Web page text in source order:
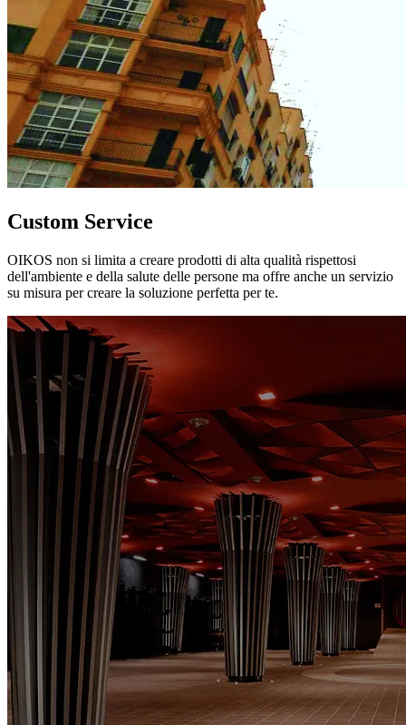
Custom Service
OIKOS non si limita a creare prodotti di alta qualità rispettosi
dell'ambiente e della salute delle persone ma offre anche un servizio
su misura per creare la soluzione perfetta per te.